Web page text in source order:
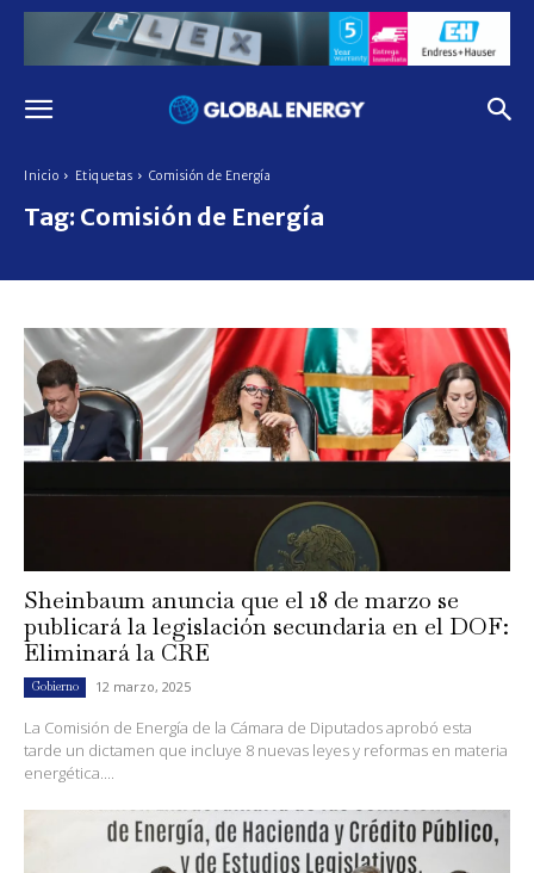
Inicio Etiquetas Comisión de Energía
Tag: Comisión de Energía
Sheinbaum anuncia que el 18 de marzo se
publicará la legislación secundaria en el DOF:
Eliminará la CRE
Gobierno 12 marzo, 2025
La Comisión de Energía de la Cámara de Diputados aprobó esta
tarde un dictamen que incluye 8 nuevas leyes y reformas en materia
energética....